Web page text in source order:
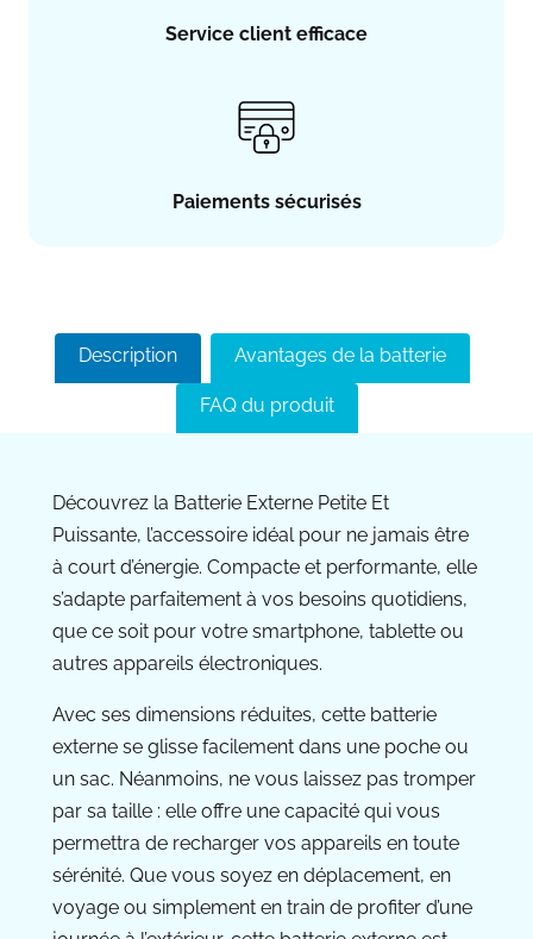
Service client efficace
Paiements sécurisés
Description Avantages de la batterie
FAQ du produit
Découvrez la Batterie Externe Petite Et
Puissante, l’accessoire idéal pour ne jamais être
à court d’énergie. Compacte et performante, elle
s’adapte parfaitement à vos besoins quotidiens,
que ce soit pour votre smartphone, tablette ou
autres appareils électroniques.
Avec ses dimensions réduites, cette batterie
externe se glisse facilement dans une poche ou
un sac. Néanmoins, ne vous laissez pas tromper
par sa taille : elle offre une capacité qui vous
permettra de recharger vos appareils en toute
sérénité. Que vous soyez en déplacement, en
voyage ou simplement en train de profiter d’une